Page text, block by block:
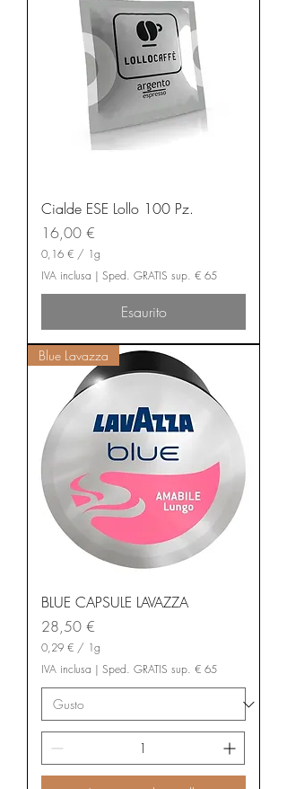
Cialde ESE Lollo 100 Pz.
Prezzo
16,00 €
0,16 € / 1g
0
,
1
€
p
e
a
m
o
IVA inclusa | Sped. GRATIS sup. € 65
Esaurito
Blue Lavazza
BLUE CAPSULE LAVAZZA
Prezzo
28,50 €
0,29 € / 1g
0
,
2
€
e
r
IVA inclusa | Sped. GRATIS sup. € 65